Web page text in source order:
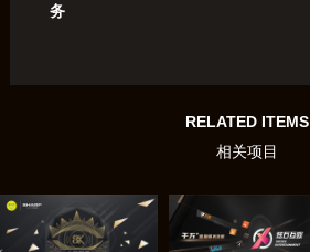
务
RELATED ITEMS
相关项目